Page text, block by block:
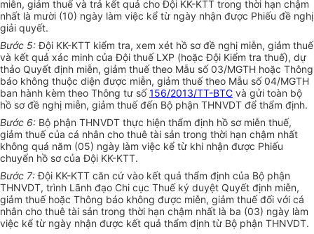
miễn, giảm thuế và trả kết quả cho Đội KK-KTT trong thời hạn chậm
nhất là mười (10) ngày làm việc kể từ ngày nhận được Phiếu đề nghị
giải quyết.
Bước 5:Đội KK-KTT kiểm tra, xem xét hồ sơ đề nghị miễn, giảm thuế
và kết quả xác minh của Đội thuế LXP (hoặc Đội Kiểm tra thuế), dự
thảo Quyết định miễn, giảm thuế theo Mẫu số 03/MGTH hoặc Thông
báo không thuộc diện được miễn, giảm thuế theo Mẫu số 04/MGTH
ban hành kèm theo Thông tư số156/2013/TT-BTC và gửi toàn bộ
hồ sơ đề nghị miễn, giảm thuế đến Bộ phận THNVDT để thẩm định.
Bước 6: Bộ phận THNVDT thực hiện thẩm định hồ sơ miễn thuế,
giảm thuế của cá nhân cho thuê tài sản trong thời hạn chậm nhất
không quá năm (05) ngày làm việc kể từ khi nhận được Phiếu
chuyển hồ sơ của Đội KK-KTT.
Bước 7:Đội KK-KTT căn cứ vào kết quả thẩm định của Bộ phận
THNVDT, trình Lãnh đạo Chi cục Thuế ký duyệt Quyết định miễn,
giảm thuế hoặc Thông báo không được miễn, giảm thuế đối với cá
nhân cho thuê tài sản trong thời hạn chậm nhất là ba (03) ngày làm
việc kể từ ngày nhận được kết quả thẩm định từ Bộ phận THNVDT.